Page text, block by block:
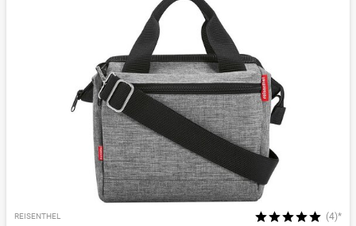
REISENTHEL (4)*